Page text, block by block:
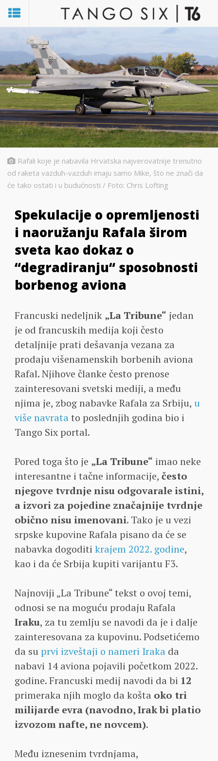
Rafali koje je nabavila Hrvatska najverovatnije trenutno
od raketa vazduh-vazduh imaju samo Mike, što ne znači da
će tako ostati i u budućnosti / Foto: Chris Lofting
Spekulacije o opremljenosti
i naoružanju Rafala širom
sveta kao dokaz o
“degradiranju“ sposobnosti
borbenog aviona
Francuski nedeljnik „La Tribune“ jedan
je od francuskih medija koji često
detaljnije prati dešavanja vezana za
prodaju višenamenskih borbenih aviona
Rafal. Njihove članke često prenose
zainteresovani svetski mediji, a među
njima je, zbog nabavke Rafala za Srbiju, u
više navratato poslednjih godina bio i
Tango Six portal.
Pored toga što je „La Tribune“ imao neke
interesantne i tačne informacije, često
njegove tvrdnje nisu odgovarale istini,
a izvori za pojedine značajnije tvrdnje
obično nisu imenovani. Tako je u vezi
srpske kupovine Rafala pisano da će se
nabavka dogoditi krajem 2022. godine,
kao i da će Srbija kupiti varijantu F3.
Najnoviji „La Tribune“ tekst o ovoj temi,
odnosi se na moguću prodaju Rafala
Iraku, za tu zemlju se navodi da je i dalje
zainteresovana za kupovinu. Podsetićemo
da su prvi izveštaji o nameri Iraka da
nabavi 14 aviona pojavili početkom 2022.
godine. Francuski medij navodi da bi 12
primeraka njih moglo da košta oko tri
milijarde evra (navodno, Irak bi platio
izvozom nafte, ne novcem).
Među iznesenim tvrdnjama,